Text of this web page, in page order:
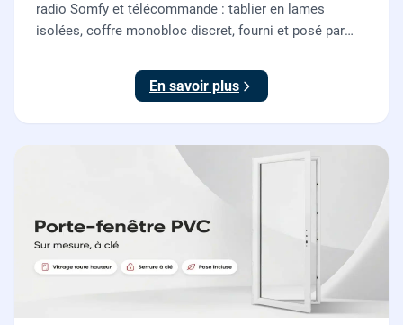
radio Somfy et télécommande : tablier en lames
isolées, coffre monobloc discret, fourni et posé par
En savoir plus